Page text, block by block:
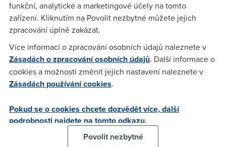
to fungovalo. Přes WEB nabízí jen PPPoA, PPPoE a Bridge.
Zkouším to nastavovat přes telnet, ale jsem tak v půlce.
Funguje to někomu? FW: 4.2.3.5.0.
RV(20.8.2006 14:33:49)
Uff, tak už se mi to podařilo podle dřívějšího návodu zde ve
funkční, analytické a marketingové účely na tomto
zařízení. Kliknutím na Povolit nezbytné můžete jejich
zpracování úplně zakázat.
Více informací o zpracování osobních údajů naleznete v
Zásadách o zpracování osobních údajů. Další informace o
cookies a možnosti změnit jejich nastavení naleznete v
Zásadách používání cookies.
Pokud se o cookies chcete dozvědět více, další
podrobnosti najdete na tomto odkazu.
Povolit nezbytné